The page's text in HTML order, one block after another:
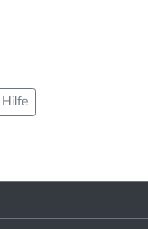
Hilfe